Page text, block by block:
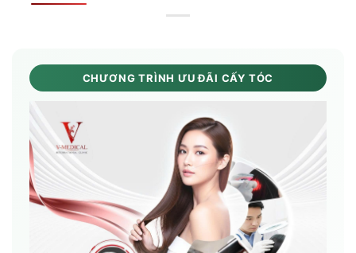
CHƯƠNG TRÌNH ƯU ĐÃI CẤY TÓC